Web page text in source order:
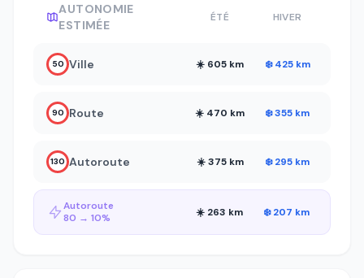
AUTONOMIE
ESTIMÉE
ÉTÉ HIVER
50 Ville ☀️ 605 km ❄️ 425 km
90 Route ☀️ 470 km ❄️ 355 km
130 Autoroute ☀️ 375 km ❄️ 295 km
Autoroute
80 → 10%
☀️ 263 km ❄️ 207 km